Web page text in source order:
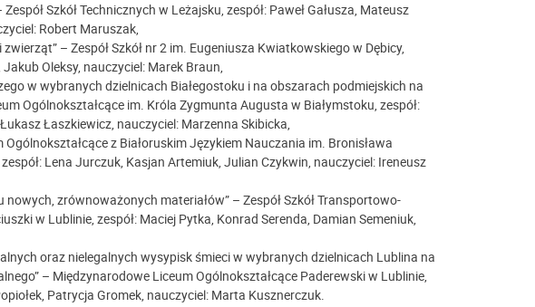
Szkół Technicznych w Leżajsku, zespół: Paweł Gałusza, Mateusz
Robert Maruszak,
– Zespół Szkół nr 2 im. Eugeniusza Kwiatkowskiego w Dębicy,
Oleksy, nauczyciel: Marek Braun,
w wybranych dzielnicach Białegostoku i na obszarach podmiejskich na
Ogólnokształcące im. Króla Zygmunta Augusta w Białymstoku, zespół:
Łaszkiewicz, nauczyciel: Marzenna Skibicka,
Ogólnokształcące z Białoruskim Językiem Nauczania im. Bronisława
Lena Jurczuk, Kasjan Artemiuk, Julian Czykwin, nauczyciel: Ireneusz
zrównoważonych materiałów” – Zespół Szkół Transportowo-
w Lublinie, zespół: Maciej Pytka, Konrad Serenda, Damian Semeniuk,
oraz nielegalnych wysypisk śmieci w wybranych dzielnicach Lublina na
– Międzynarodowe Liceum Ogólnokształcące Paderewski w Lublinie,
Patrycja Gromek, nauczyciel: Marta Kusznerczuk.